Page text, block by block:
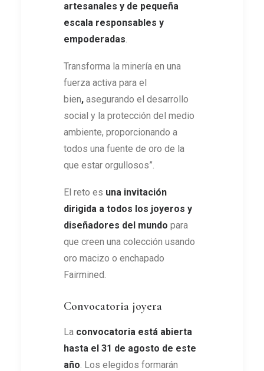
artesanales y de pequeña
escala responsables y
empoderadas.
Transforma la minería en una
fuerza activa para el
bien, asegurando el desarrollo
social y la protección del medio
ambiente, proporcionando a
todos una fuente de oro de la
que estar orgullosos”.
El reto es una invitación
dirigida a todos los joyeros y
diseñadores del mundo para
que creen una colección usando
oro macizo o enchapado
Fairmined.
Convocatoria joyera
La convocatoria está abierta
hasta el 31 de agosto de este
año. Los elegidos formarán